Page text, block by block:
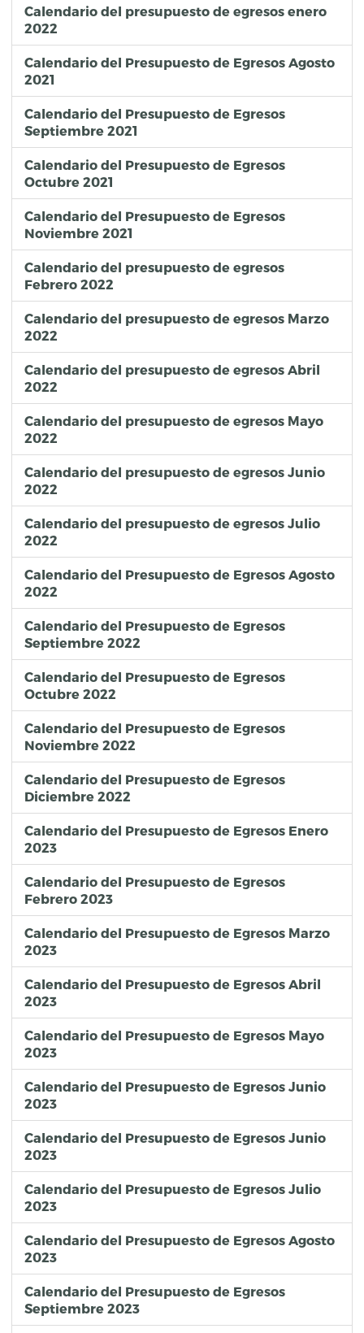
Calendario del presupuesto de egresos enero
2022
Calendario del Presupuesto de Egresos Agosto
2021
Calendario del Presupuesto de Egresos
Septiembre 2021
Calendario del Presupuesto de Egresos
Octubre 2021
Calendario del Presupuesto de Egresos
Noviembre 2021
Calendario del presupuesto de egresos
Febrero 2022
Calendario del presupuesto de egresos Marzo
2022
Calendario del presupuesto de egresos Abril
2022
Calendario del presupuesto de egresos Mayo
2022
Calendario del presupuesto de egresos Junio
2022
Calendario del presupuesto de egresos Julio
2022
Calendario del Presupuesto de Egresos Agosto
2022
Calendario del Presupuesto de Egresos
Septiembre 2022
Calendario del Presupuesto de Egresos
Octubre 2022
Calendario del Presupuesto de Egresos
Noviembre 2022
Calendario del Presupuesto de Egresos
Diciembre 2022
Calendario del Presupuesto de Egresos Enero
2023
Calendario del Presupuesto de Egresos
Febrero 2023
Calendario del Presupuesto de Egresos Marzo
2023
Calendario del Presupuesto de Egresos Abril
2023
Calendario del Presupuesto de Egresos Mayo
2023
Calendario del Presupuesto de Egresos Junio
2023
Calendario del Presupuesto de Egresos Junio
2023
Calendario del Presupuesto de Egresos Julio
2023
Calendario del Presupuesto de Egresos Agosto
2023
Calendario del Presupuesto de Egresos
Septiembre 2023